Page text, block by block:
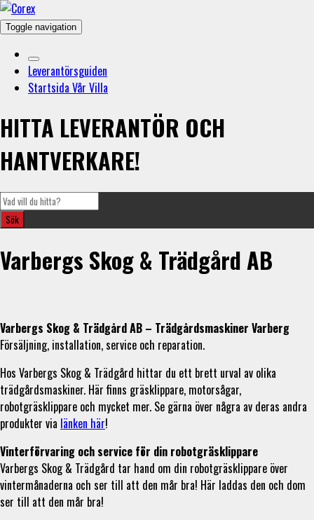
Toggle navigation
Leverantörsguiden
Startsida Vår Villa
HITTA LEVERANTÖR OCH
HANTVERKARE!
Varbergs Skog & Trädgård AB
Varbergs Skog & Trädgård AB – Trädgårdsmaskiner Varberg
Försäljning, installation, service och reparation.
Hos Varbergs Skog & Trädgård hittar du ett brett urval av olika
trädgårdsmaskiner. Här finns gräsklippare, motorsågar,
robotgräsklippare och mycket mer. Se gärna över några av deras andra
produkter via länken här!
Vinterförvaring och service för din robotgräsklippare
Varbergs Skog & Trädgård tar hand om din robotgräsklippare över
vintermånaderna och ser till att den mår bra! Här laddas den och dom
ser till att den mår bra!